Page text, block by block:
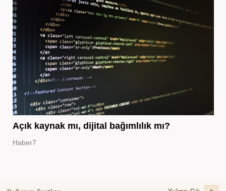
Açık kaynak mı, dijital bağımlılık mı?
Haber7